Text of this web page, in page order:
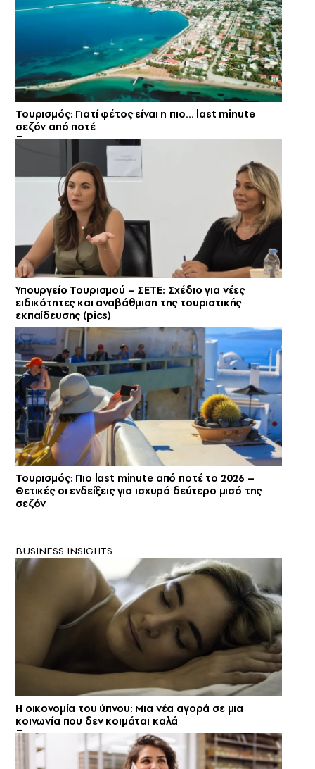
Τουρισμός: Γιατί φέτος είναι η πιο… last minute
σεζόν από ποτέ
Υπουργείο Τουρισμού – ΣΕΤΕ: Σχέδιο για νέες
ειδικότητες και αναβάθμιση της τουριστικής
εκπαίδευσης (pics)
Τουρισμός: Πιο last minute από ποτέ το 2026 –
Θετικές οι ενδείξεις για ισχυρό δεύτερο μισό της
σεζόν
BUSINESS INSIGHTS
Η οικονομία του ύπνου: Μια νέα αγορά σε μια
κοινωνία που δεν κοιμάται καλά